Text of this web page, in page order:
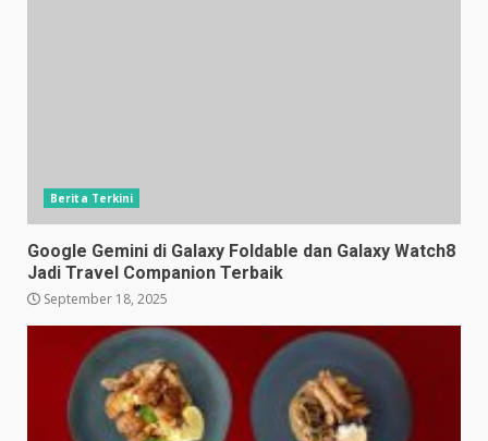
Berita Terkini
Google Gemini di Galaxy Foldable dan Galaxy Watch8
Jadi Travel Companion Terbaik
September 18, 2025